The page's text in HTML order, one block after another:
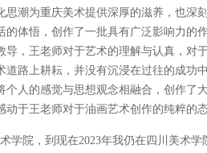
思潮为重庆美术提供深厚的滋养，也深
的体悟，创作了一批具有广泛影响力的
导，王老师对于艺术的理解与认真，对
道路上耕耘，并没有沉浸在过往的成功
个人的感觉与思想观念相融合，创作了
动于王老师对于油画艺术创作的纯粹的
术学院，到现在2023年我仍在四川美